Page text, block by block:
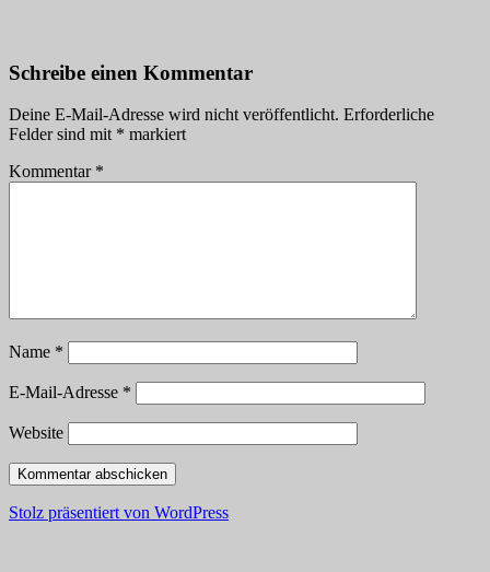
Schreibe einen Kommentar
Deine E-Mail-Adresse wird nicht veröffentlicht. Erforderliche
Felder sind mit * markiert
Kommentar *
Name *
E-Mail-Adresse *
Website
Stolz präsentiert von WordPress